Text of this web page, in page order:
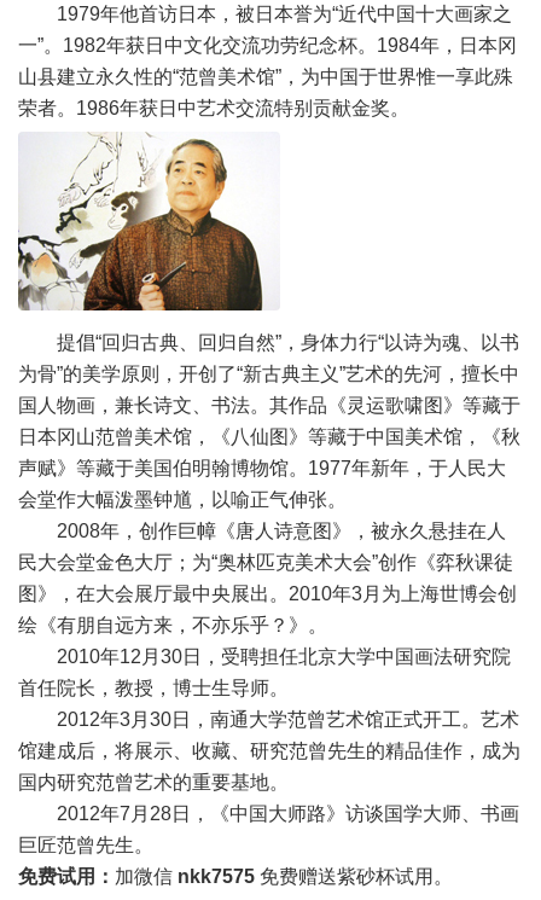
1979年他首访日本，被日本誉为“近代中国十大画家之
一”。1982年获日中文化交流功劳纪念杯。1984年，日本冈
山县建立永久性的“范曾美术馆”，为中国于世界惟一享此殊
荣者。1986年获日中艺术交流特别贡献金奖。
提倡“回归古典、回归自然”，身体力行“以诗为魂、以书
为骨”的美学原则，开创了“新古典主义”艺术的先河，擅长中
国人物画，兼长诗文、书法。其作品《灵运歌啸图》等藏于
日本冈山范曾美术馆，《八仙图》等藏于中国美术馆，《秋
声赋》等藏于美国伯明翰博物馆。1977年新年，于人民大
会堂作大幅泼墨钟馗，以喻正气伸张。
2008年，创作巨幛《唐人诗意图》，被永久悬挂在人
民大会堂金色大厅；为“奥林匹克美术大会”创作《弈秋课徒
图》，在大会展厅最中央展出。2010年3月为上海世博会创
绘《有朋自远方来，不亦乐乎？》。
2010年12月30日，受聘担任北京大学中国画法研究院
首任院长，教授，博士生导师。
2012年3月30日，南通大学范曾艺术馆正式开工。艺术
馆建成后，将展示、收藏、研究范曾先生的精品佳作，成为
国内研究范曾艺术的重要基地。
2012年7月28日，《中国大师路》访谈国学大师、书画
巨匠范曾先生。
免费试用： 加微信 nkk7575 免费赠送紫砂杯试用。